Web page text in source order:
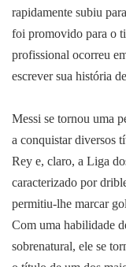
rapidamente subiu
foi promovido para o
profissional ocorreu
escrever sua história
Messi se tornou uma
a conquistar diversos
Rey e, claro, a Liga
caracterizado por
permitiu-lhe marcar
Com uma habilidade
sobrenatural, ele se